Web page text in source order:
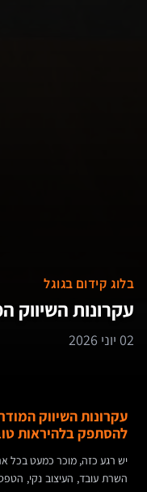
בלוג קידום בגוגל
עקרונות השיווק
02 יוני 2026
עקרונות השיווק
להסתפק בלהיראות
יש רגע כזה, מוכר כמעט בכל
השרת עובד, העיצוב נקי,